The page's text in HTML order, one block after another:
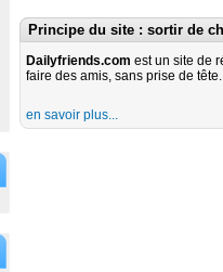
Principe du site : sortir de
Dailyfriends.com est un site de
faire des amis, sans prise de tête.
en savoir plus...